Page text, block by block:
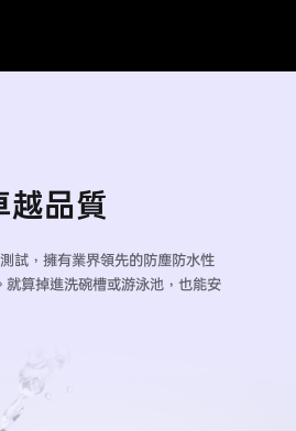
越品質
試，擁有業界領先的防塵防水性
算掉進洗碗槽或游泳池，也能安